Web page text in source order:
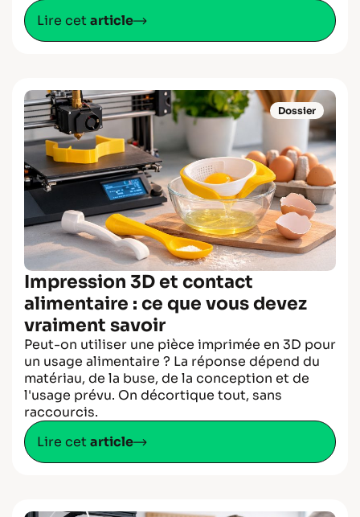
Lire cet article
Dossier
Impression 3D et contact
alimentaire : ce que vous devez
vraiment savoir
Peut-on utiliser une pièce imprimée en 3D pour
un usage alimentaire ? La réponse dépend du
matériau, de la buse, de la conception et de
l'usage prévu. On décortique tout, sans
raccourcis.
Lire cet article